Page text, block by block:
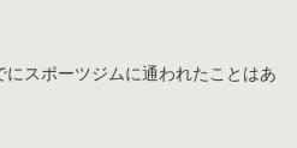
にスポーツジムに通われたことはあ